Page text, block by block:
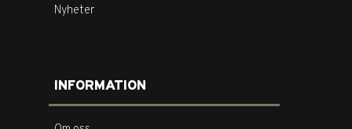
Nyheter
INFORMATION